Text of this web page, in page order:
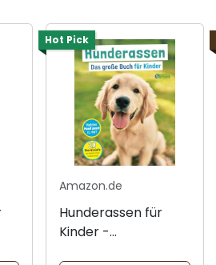
Hot Pick
Amazon.de
Hunderassen für
Kinder -